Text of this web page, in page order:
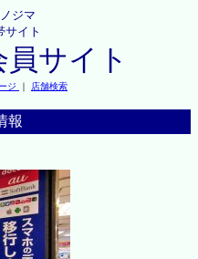
ジマ
サイト
サイト
ジ ｜ 店舗検索
報